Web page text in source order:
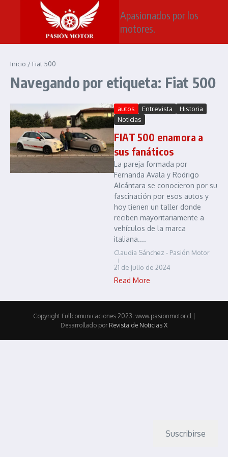
Saltar al contenido
Apasionados por los
motores.
Inicio / Fiat 500
Navegando por etiqueta: Fiat 500
autos Entrevista
Historia
Noticias
FIAT 500 enamora a
sus fanáticos
La pareja formada por
Fernanda Avala y Rodrigo
Alcántara se conocieron por su
fascinación por esos autos y
hoy tienen un taller donde
reciben mayoritariamente a
vehículos de la marca
italiana....
Claudia Sánchez - Pasión Motor
21 de julio de 2024
Read More
Copyright Fullcomunicaciones 2023. www.pasionmotor.cl |
Desarrollado por Revista de Noticias X
Suscribirse